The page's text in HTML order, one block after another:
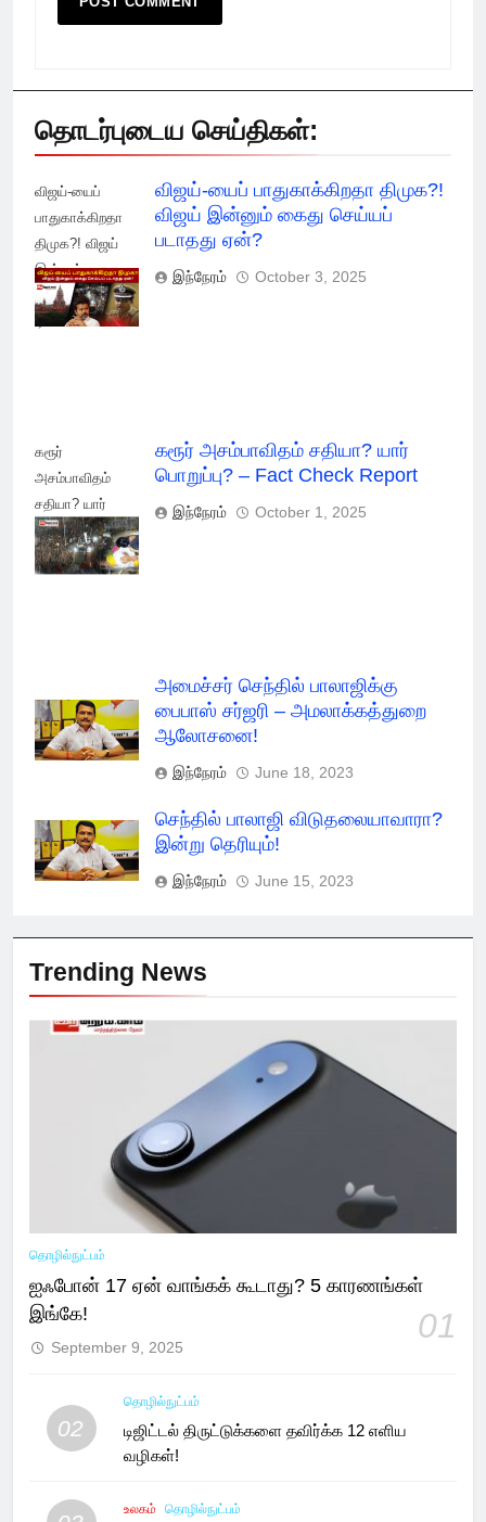
தொடர்புடைய செய்திகள்:
விஜய்-யைப்
பாதுகாக்கிறதா
திமுக?! விஜய்
இன்னும் கைது
செய்யப் படாதது
ஏன்?
விஜய்-யைப் பாதுகாக்கிறதா திமுக?!
விஜய் இன்னும் கைது செய்யப்
படாதது ஏன்?
இந்நேரம் October 3, 2025
கரூர்
அசம்பாவிதம்
சதியா? யார்
பொறுப்பு? - Fact
Check Report
கரூர் அசம்பாவிதம் சதியா? யார்
பொறுப்பு? – Fact Check Report
இந்நேரம் October 1, 2025
அமைச்சர் செந்தில் பாலாஜிக்கு
பைபாஸ் சர்ஜரி – அமலாக்கத்துறை
ஆலோசனை!
இந்நேரம் June 18, 2023
செந்தில் பாலாஜி விடுதலையாவாரா?
இன்று தெரியும்!
இந்நேரம் June 15, 2023
Trending News
தொழில்நுட்பம்
ஐஃபோன் 17 ஏன் வாங்கக் கூடாது? 5 காரணங்கள்
இங்கே!
01
September 9, 2025
02
தொழில்நுட்பம்
டிஜிட்டல் திருட்டுக்களை தவிர்க்க 12 எளிய
வழிகள்!
உலகம் தொழில்நுட்பம்